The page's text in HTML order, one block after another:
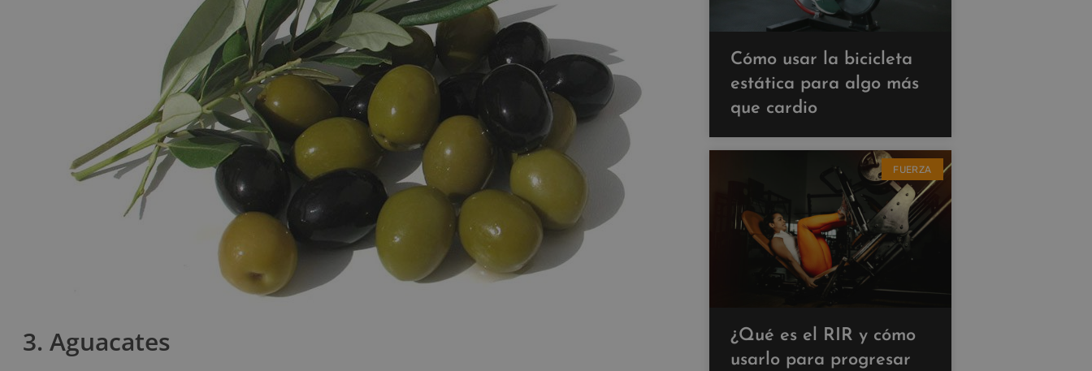
3. Aguacates
Cómo usar la bicicleta
estática para algo más
que cardio
FUERZA
¿Qué es el RIR y cómo
usarlo para progresar